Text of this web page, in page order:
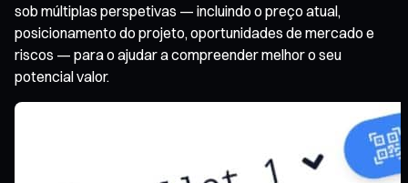
sob múltiplas perspetivas — incluindo o preço atual,
posicionamento do projeto, oportunidades de mercado e
riscos — para o ajudar a compreender melhor o seu
potencial valor.